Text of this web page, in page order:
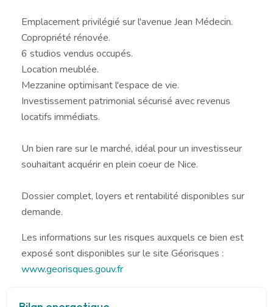
Emplacement privilégié sur l'avenue Jean Médecin.
Copropriété rénovée.
6 studios vendus occupés.
Location meublée.
Mezzanine optimisant l'espace de vie.
Investissement patrimonial sécurisé avec revenus
locatifs immédiats.
Un bien rare sur le marché, idéal pour un investisseur
souhaitant acquérir en plein coeur de Nice.
Dossier complet, loyers et rentabilité disponibles sur
demande.
Les informations sur les risques auxquels ce bien est
exposé sont disponibles sur le site Géorisques :
www.georisques.gouv.fr